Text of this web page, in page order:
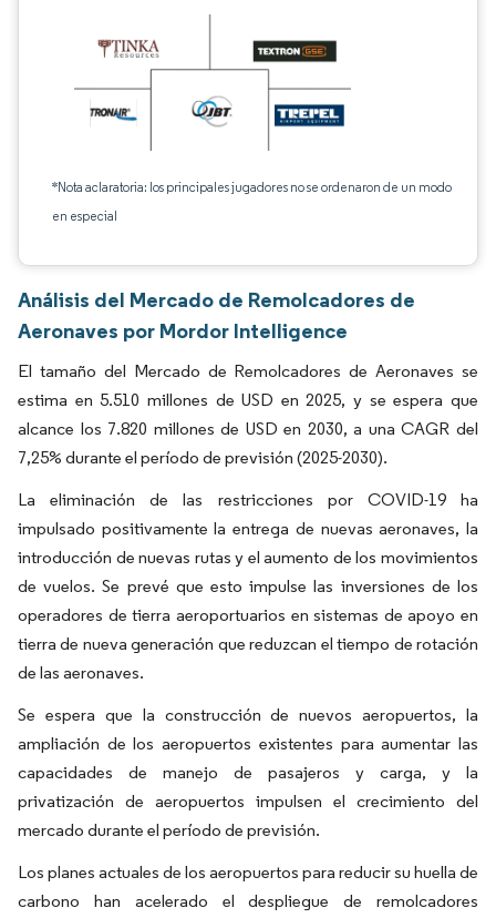
*Nota aclaratoria: los principales jugadores no se ordenaron de un modo
en especial
Análisis del Mercado de Remolcadores de
Aeronaves por Mordor Intelligence
El tamaño del Mercado de Remolcadores de Aeronaves se
estima en 5.510 millones de USD en 2025, y se espera que
alcance los 7.820 millones de USD en 2030, a una CAGR del
7,25% durante el período de previsión (2025-2030).
La eliminación de las restricciones por COVID-19 ha
impulsado positivamente la entrega de nuevas aeronaves, la
introducción de nuevas rutas y el aumento de los movimientos
de vuelos. Se prevé que esto impulse las inversiones de los
operadores de tierra aeroportuarios en sistemas de apoyo en
tierra de nueva generación que reduzcan el tiempo de rotación
de las aeronaves.
Se espera que la construcción de nuevos aeropuertos, la
ampliación de los aeropuertos existentes para aumentar las
capacidades de manejo de pasajeros y carga, y la
privatización de aeropuertos impulsen el crecimiento del
mercado durante el período de previsión.
Los planes actuales de los aeropuertos para reducir su huella de
carbono han acelerado el despliegue de remolcadores